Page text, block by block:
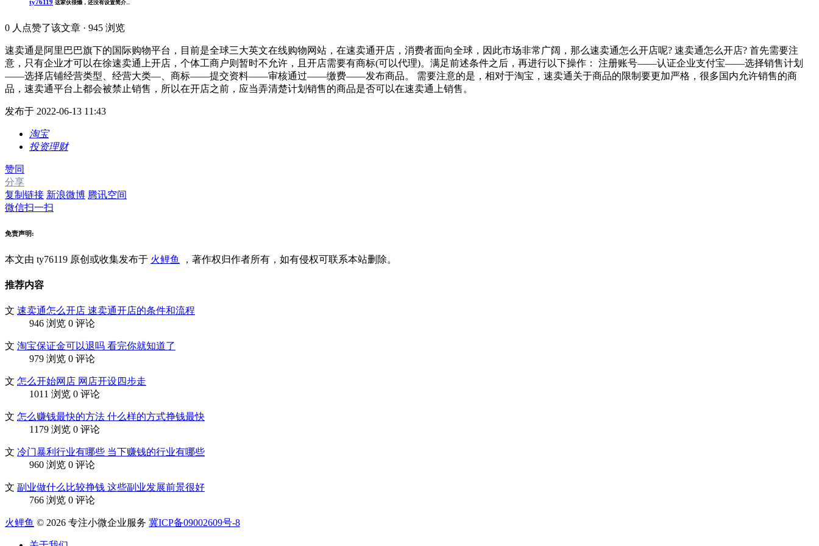
ty76119 这家伙很懒，还没有设置简介...
0 人点赞了该文章 · 945 浏览
速卖通是阿里巴巴旗下的国际购物平台，目前是全球三大英文在线购物网站，在速卖通开店，消费者面向全球，因此市场非常广阔，那么速卖通怎么开店呢? 速卖通怎么开店? 首先需要注
意，只有企业才可以在徐速卖通上开店，个体工商户则暂时不允许，且开店需要有商标(可以代理)。满足前述条件之后，再进行以下操作： 注册账号——认证企业支付宝——选择销售计划
——选择店铺经营类型、经营大类—、商标——提交资料——审核通过——缴费——发布商品。 需要注意的是，相对于淘宝，速卖通关于商品的限制要更加严格，很多国内允许销售的商
品，速卖通平台上都会被禁止销售，所以在开店之前，应当弄清楚计划销售的商品是否可以在速卖通上销售。
发布于 2022-06-13 11:43
淘宝
投资理财
赞同
分享
复制链接 新浪微博 腾讯空间
微信扫一扫
免责声明:
本文由 ty76119 原创或收集发布于 火鲤鱼 ，著作权归作者所有，如有侵权可联系本站删除。
推荐内容
文 速卖通怎么开店 速卖通开店的条件和流程
946 浏览 0 评论
文 淘宝保证金可以退吗 看完你就知道了
979 浏览 0 评论
文 怎么开始网店 网店开设四步走
1011 浏览 0 评论
文 怎么赚钱最快的方法 什么样的方式挣钱最快
1179 浏览 0 评论
文 冷门暴利行业有哪些 当下赚钱的行业有哪些
960 浏览 0 评论
文 副业做什么比较挣钱 这些副业发展前景很好
766 浏览 0 评论
火鲤鱼 © 2026 专注小微企业服务 冀ICP备09002609号-8